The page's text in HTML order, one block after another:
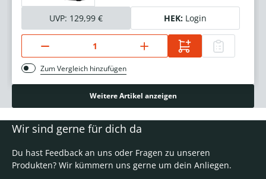
UVP: 129,99 € HEK: Login
Zum Vergleich hinzufügen
Weitere Artikel anzeigen
Wir sind gerne für dich da
Du hast Feedback an uns oder Fragen zu unseren
Produkten? Wir kümmern uns gerne um dein Anliegen.